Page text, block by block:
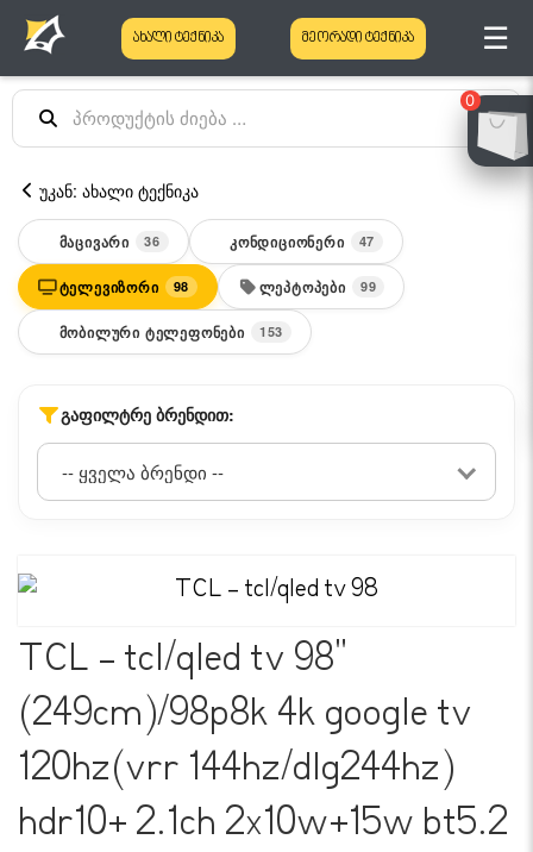
0
ახალი ტექნიკა მეორადი ტექნიკა ☰
უკან: ახალი ტექნიკა
ᲛᲐᲪᲘᲕᲐᲠᲘ 36 ᲙᲝᲜᲓᲘᲪᲘᲝᲜᲔᲠᲘ 47
ᲢᲔᲚᲔᲕᲘᲖᲝᲠᲘ 98 ᲚᲔᲞᲢᲝᲞᲔᲑᲘ 99
ᲛᲝᲑᲘᲚᲣᲠᲘ ᲢᲔᲚᲔᲤᲝᲜᲔᲑᲘ 153
ᲒᲐᲤᲘᲚᲢᲠᲔ ᲑᲠᲔᲜᲓᲘᲗ:
TCL - tcl/qled tv 98"
(249cm)/98p8k 4k google tv
120hz(vrr 144hz/dlg244hz)
hdr10+ 2.1ch 2x10w+15w bt5.2